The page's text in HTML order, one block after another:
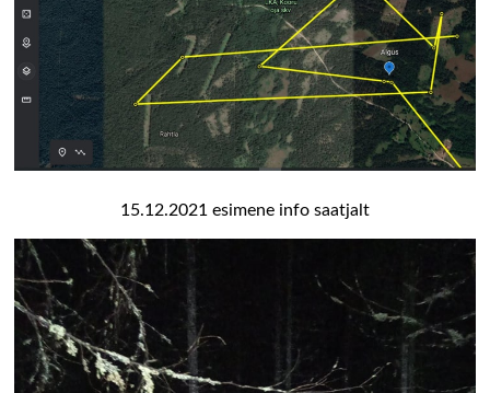
15.12.2021 esimene info saatjalt